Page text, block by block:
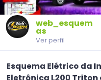
web_esquem
as
Ver perfil
Esquema Elétrico da